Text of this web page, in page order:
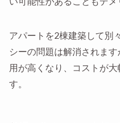
アパートを2棟建築して別
シーの問題は解消されま
用が高くなり、コストが
す。